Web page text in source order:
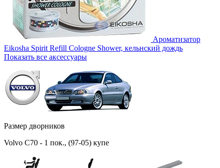
Ароматизатор
Eikosha Spirit Refill Cologne Shower, кельнский дождь
Показать все аксессуары
Размер дворников
Volvo C70 - 1 пок., (97-05) купе